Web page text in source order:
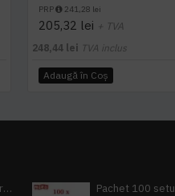
PRP 241,28 lei
205,32 lei + TVA
248,44 lei TVA inclus
Adaugă în Coş
Pachet 10 halate, 9+1 gratuit